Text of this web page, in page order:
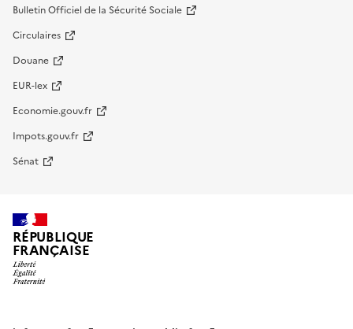
Bulletin Officiel de la Sécurité Sociale
Circulaires
Douane
EUR-lex
Economie.gouv.fr
Impots.gouv.fr
Sénat
RÉPUBLIQUE
FRANÇAISE